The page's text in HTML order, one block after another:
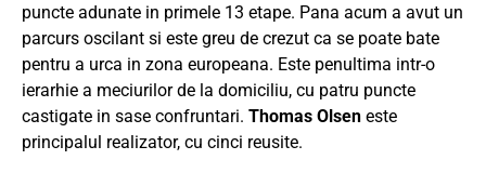
puncte adunate in primele 13 etape. Pana acum a avut un
parcurs oscilant si este greu de crezut ca se poate bate
pentru a urca in zona europeana. Este penultima intr-o
ierarhie a meciurilor de la domiciliu, cu patru puncte
castigate in sase confruntari. Thomas Olsen este
principalul realizator, cu cinci reusite.